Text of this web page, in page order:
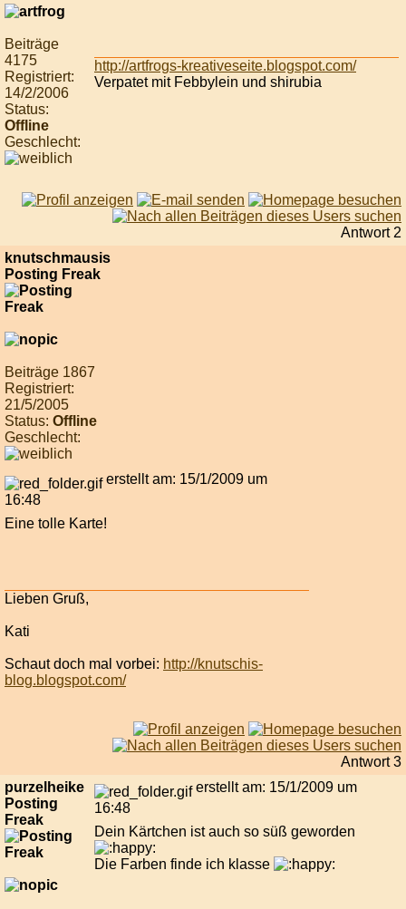
Beiträge
4175
Registriert:
14/2/2006
Status:
Offline
Geschlecht:
http://artfrogs-kreativeseite.blogspot.com/
Verpatet mit Febbylein und shirubia
Antwort 2
knutschmausis
Posting Freak
Beiträge 1867
Registriert:
21/5/2005
Status: Offline
Geschlecht:
erstellt am: 15/1/2009 um
16:48
Eine tolle Karte!
Lieben Gruß,
Kati
Schaut doch mal vorbei: http://knutschis-
blog.blogspot.com/
Antwort 3
purzelheike
Posting
Freak
erstellt am: 15/1/2009 um
16:48
Dein Kärtchen ist auch so süß geworden
Die Farben finde ich klasse